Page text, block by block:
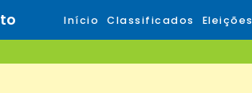
Início Classificados Eleições